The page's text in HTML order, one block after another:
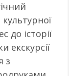
до історії
екскурсії
з